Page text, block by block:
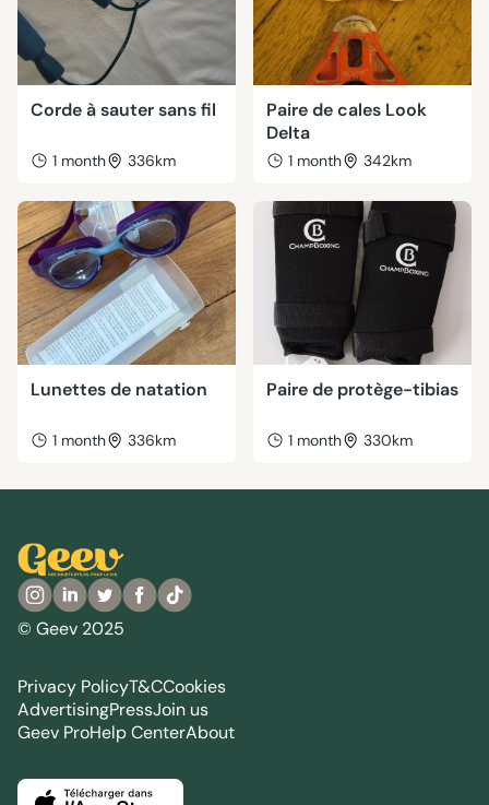
Corde à sauter sans fil
1 month 336km
Paire de cales Look
Delta
1 month 342km
Lunettes de natation
1 month 336km
Paire de protège-tibias
1 month 330km
© Geev 2025
Privacy PolicyT&CCookies
AdvertisingPressJoin us
Geev ProHelp CenterAbout